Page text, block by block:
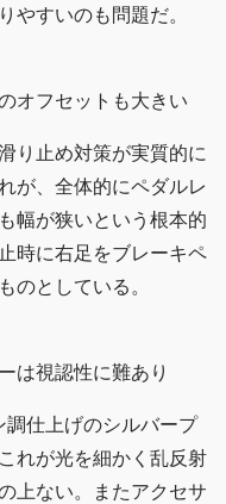
やすいのも問題だ。
オフセットも大きい
り止め対策が実質的に
が、全体的にペダルレ
幅が狭いという根本的
時に右足をブレーキペ
のとしている。
は視認性に難あり
調仕上げのシルバープ
れが光を細かく乱反射
上ない。またアクセサ